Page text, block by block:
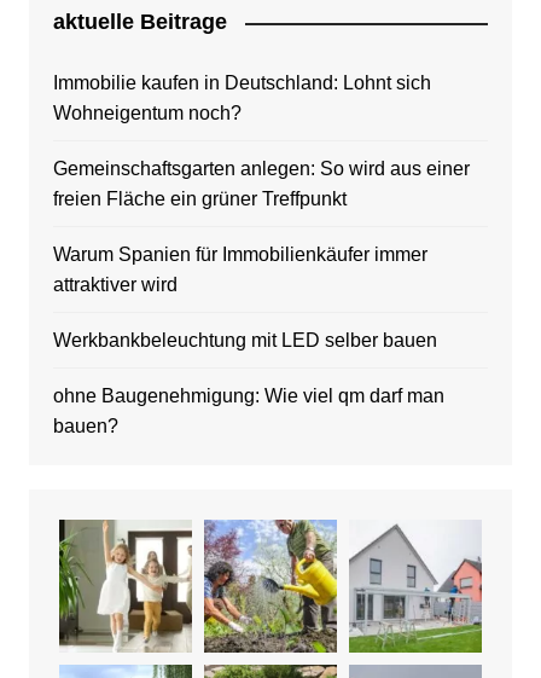
aktuelle Beitrage
Immobilie kaufen in Deutschland: Lohnt sich
Wohneigentum noch?
Gemeinschaftsgarten anlegen: So wird aus einer
freien Fläche ein grüner Treffpunkt
Warum Spanien für Immobilienkäufer immer
attraktiver wird
Werkbankbeleuchtung mit LED selber bauen
ohne Baugenehmigung: Wie viel qm darf man
bauen?